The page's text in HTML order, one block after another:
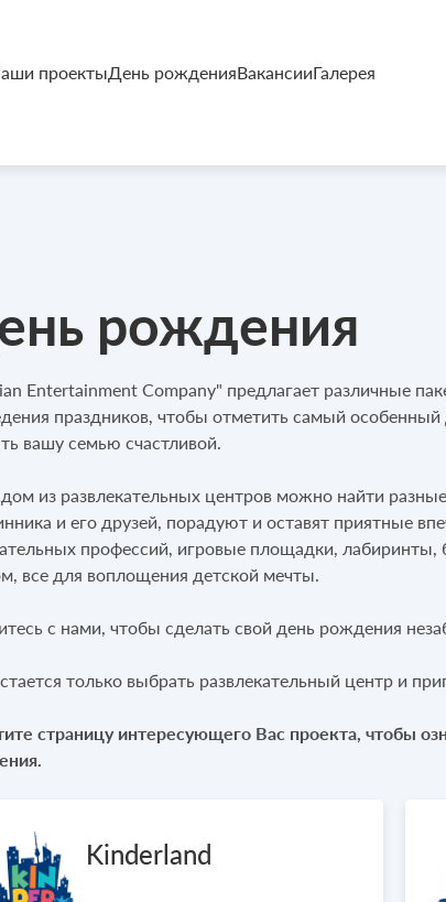
проектыДень рожденияВакансииГалерея
рождения
Entertainment Company" предлагает различные
праздников, чтобы отметить самый
вашу семью счастливой.
из развлекательных центров можно найти
и его друзей, порадуют и оставят приятные
профессий, игровые площадки,
все для воплощения детской мечты.
с нами, чтобы сделать свой день рождения
только выбрать развлекательный центр и
страницу интересующего Вас проекта, чтобы
Kinderland